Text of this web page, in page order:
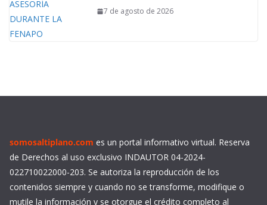
7 de agosto de 2026
somosaltiplano.com es un portal informativo virtual. Reserva
de Derechos al uso exclusivo INDAUTOR 04-2024-
022710022000-203. Se autoriza la reproducción de los
contenidos siempre y cuando no se transforme, modifique o
mutile la información y se otorgue el crédito completo al